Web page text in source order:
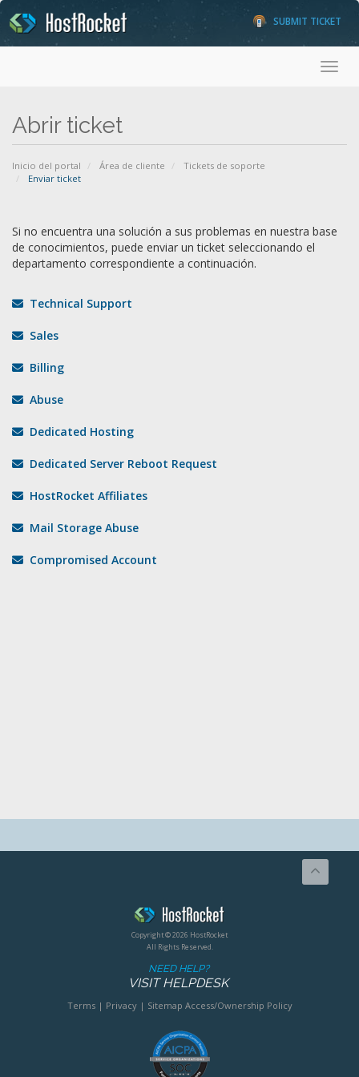
SUBMIT TICKET
Abrir ticket
Inicio del portal Área de cliente
Tickets de soporte
Enviar ticket
Si no encuentra una solución a sus problemas en nuestra base
de conocimientos, puede enviar un ticket seleccionando el
departamento correspondiente a continuación.
Technical Support
Sales
Billing
Abuse
Dedicated Hosting
Dedicated Server Reboot Request
HostRocket Affiliates
Mail Storage Abuse
Compromised Account
Copyright © 2026 HostRocket
All Rights Reserved.
NEED HELP?
VISIT HELPDESK
Terms| Privacy| Sitemap Access/Ownership Policy